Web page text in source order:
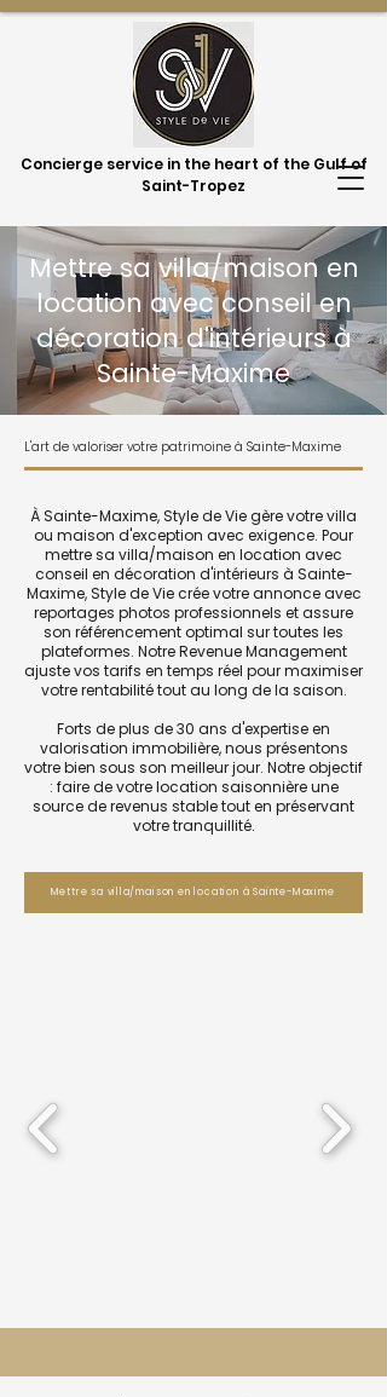
Concierge service in the heart of the Gulf of
Saint-Tropez
Mettre sa villa/maison en
location avec conseil en
décoration d'intérieurs à
Sainte-Maxime
L'art de valoriser votre patrimoine à Sainte-Maxime
À Sainte-Maxime, Style de Vie gère votre villa
ou maison d'exception avec exigence. Pour
mettre sa villa/maison en location avec
conseil en décoration d'intérieurs à Sainte-
Maxime, Style de Vie crée votre annonce avec
reportages photos professionnels et assure
son référencement optimal sur toutes les
plateformes. Notre Revenue Management
ajuste vos tarifs en temps réel pour maximiser
votre rentabilité tout au long de la saison.
Forts de plus de 30 ans d'expertise en
valorisation immobilière, nous présentons
votre bien sous son meilleur jour. Notre objectif
: faire de votre location saisonnière une
source de revenus stable tout en préservant
votre tranquillité.
Mettre sa villa/maison en location à Sainte-Maxime